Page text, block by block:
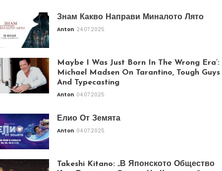
Знам Какво Направи Миналото Лято
Anton 24.07.2025
Maybe I Was Just Born In The Wrong Era’:
Michael Madsen On Tarantino, Tough Guys
And Typecasting
Anton 04.07.2025
Елио От Земята
Anton 04.07.2025
Takeshi Kitano: „В Японското Общество